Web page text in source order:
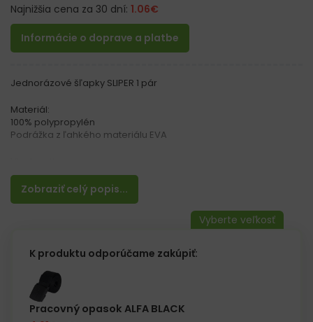
Najnižšia cena za 30 dní: 1.06€
Informácie o doprave a platbe
Zobraziť celý popis...
Jednorázové šľapky SLIPER 1 pár
Materiál:
100% polypropylén
Podrážka z ľahkého materiálu EVA
– Jednorazové papuče
– Vhodné na použitie v hotelovej izbe, SPA alebo v kozmetickom
salóne
K produktu odporúčame zakúpiť:
Pracovný opasok ALFA BLACK